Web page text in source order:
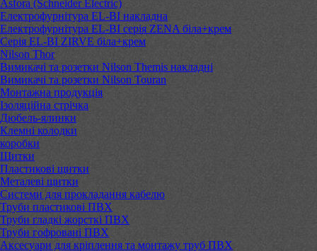
Asfora (Schneider Electric)
Електрофурнітура EL-BI накладна
Електрофурнітура EL-BI серія ZENA біла+крем
Серія EL-BI ZIRVE біла+крем
Nilson Thor
Вимикачі та розетки Nilson Themis накладні
Вимикачі та розетки Nilson Touran
Монтажна продукція
Ізоляційна стрічка
Дюбель-ялинки
Клемні колодки
коробки
Щитки
Пластикові щитки
Металеві щитки
Системи для прокладання кабелю
Труби пластикові ПВХ
Труби гладкі жорсткі ПВХ
Труби гофровані ПВХ
Аксесуари для кріплення та монтажу труб ПВХ